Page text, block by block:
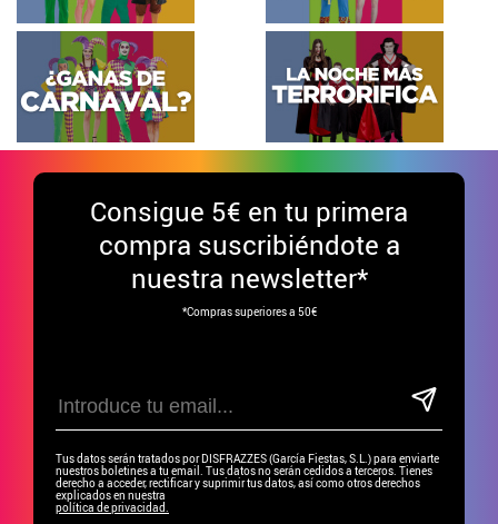
Consigue 5€ en tu primera
compra suscribiéndote a
nuestra newsletter*
*Compras superiores a 50€
Tus datos serán tratados por DISFRAZZES (García Fiestas, S.L.) para enviarte
nuestros boletines a tu email. Tus datos no serán cedidos a terceros. Tienes
derecho a acceder, rectificar y suprimir tus datos, así como otros derechos
explicados en nuestra
política de privacidad.